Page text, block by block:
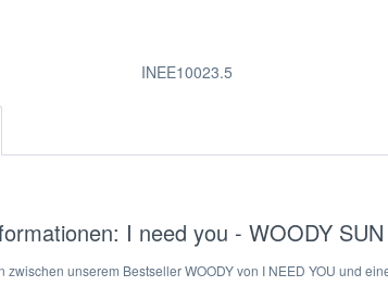
INEE10023.5
I need you - WOODY
zwischen unserem Bestseller WOODY von I NEED YOU und